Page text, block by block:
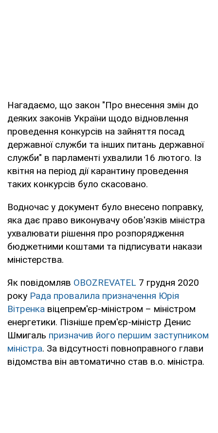
Нагадаємо, що закон "Про внесення змін до
деяких законів України щодо відновлення
проведення конкурсів на зайняття посад
державної служби та інших питань державної
служби" в парламенті ухвалили 16 лютого. Із
квітня на період дії карантину проведення
таких конкурсів було скасовано.
Водночас у документ було внесено поправку,
яка дає право виконувачу обов'язків міністра
ухвалювати рішення про розпорядження
бюджетними коштами та підписувати накази
міністерства.
Як повідомляв OBOZREVATEL 7 грудня 2020
року Рада провалила призначення Юрія
Вітренка віцепрем'єр-міністром – міністром
енергетики. Пізніше прем'єр-міністр Денис
Шмигаль призначив його першим заступником
міністра. За відсутності повноправного глави
відомства він автоматично став в.о. міністра.